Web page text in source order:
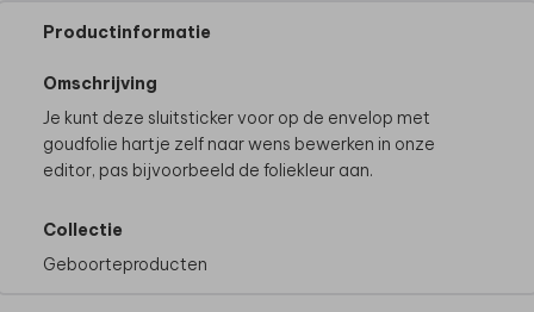
Productinformatie
Omschrijving
Je kunt deze sluitsticker voor op de envelop met
goudfolie hartje zelf naar wens bewerken in onze
editor, pas bijvoorbeeld de foliekleur aan.
Collectie
Geboorteproducten